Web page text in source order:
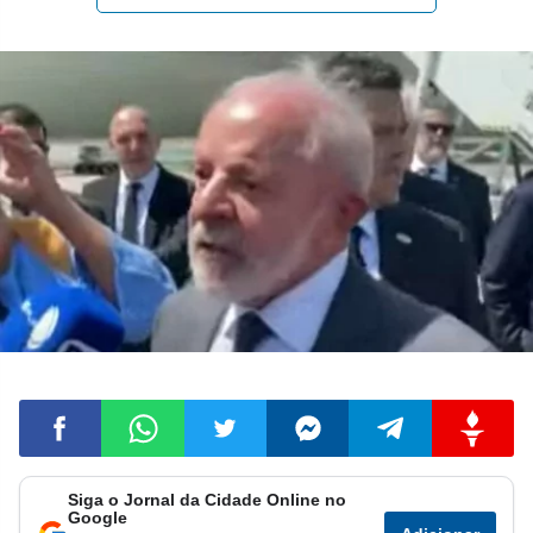
CompartilharCompartilharCompartilharCompartilharCompartilhar
Siga o Jornal da Cidade Online no
Google